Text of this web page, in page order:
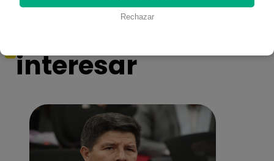
También te puede
interesar
Rechazar